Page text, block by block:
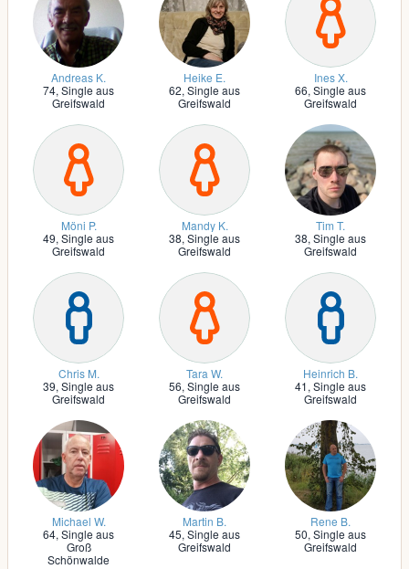
Andreas K.
74, Single aus
Greifswald
Heike E.
62, Single aus
Greifswald
Ines X.
66, Single aus
Greifswald
Möni P.
49, Single aus
Greifswald
Mandy K.
38, Single aus
Greifswald
Tim T.
38, Single aus
Greifswald
Chris M.
39, Single aus
Greifswald
Tara W.
56, Single aus
Greifswald
Heinrich B.
41, Single aus
Greifswald
Michael W.
64, Single aus
Groß
Schönwalde
Martin B.
45, Single aus
Greifswald
Rene B.
50, Single aus
Greifswald